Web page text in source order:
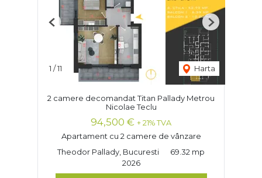
1 /11 Harta
Previous Next
2 camere decomandat Titan Pallady Metrou
Nicolae Teclu
94,500 € + 21% TVA
Apartament cu 2 camere de vânzare
Theodor Pallady, Bucuresti
69.32 mp
2026